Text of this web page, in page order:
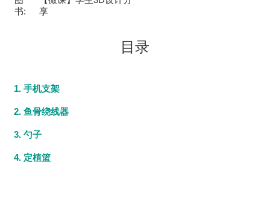
书:
享
目录
1. 手机支架
2. 鱼骨绕线器
3. 勺子
4. 定植篮